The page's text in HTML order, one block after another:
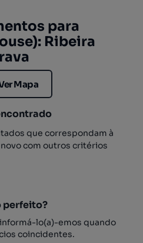
para
Ribeira
Mapa
que correspondam à
com outros critérios
perfeito?
lo(a)-emos quando
coincidentes.